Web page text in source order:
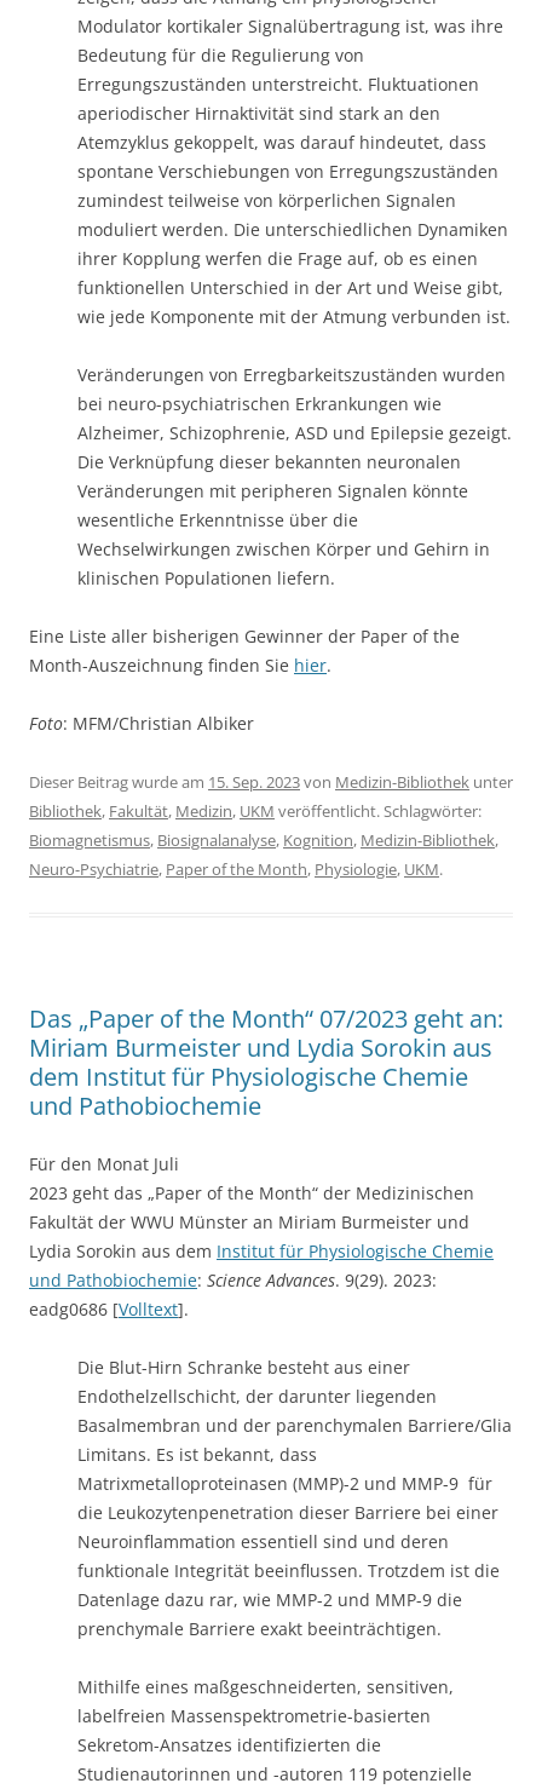
Modulator kortikaler Signalübertragung ist, was ihre
Bedeutung für die Regulierung von
Erregungszuständen unterstreicht. Fluktuationen
aperiodischer Hirnaktivität sind stark an den
Atemzyklus gekoppelt, was darauf hindeutet, dass
spontane Verschiebungen von Erregungszuständen
zumindest teilweise von körperlichen Signalen
moduliert werden. Die unterschiedlichen Dynamiken
ihrer Kopplung werfen die Frage auf, ob es einen
funktionellen Unterschied in der Art und Weise gibt,
wie jede Komponente mit der Atmung verbunden ist.
Veränderungen von Erregbarkeitszuständen wurden
bei neuro-psychiatrischen Erkrankungen wie
Alzheimer, Schizophrenie, ASD und Epilepsie gezeigt.
Die Verknüpfung dieser bekannten neuronalen
Veränderungen mit peripheren Signalen könnte
wesentliche Erkenntnisse über die
Wechselwirkungen zwischen Körper und Gehirn in
klinischen Populationen liefern.
Eine Liste aller bisherigen Gewinner der Paper of the
Month-Auszeichnung finden Sie hier.
Foto: MFM/Christian Albiker
Dieser Beitrag wurde am 15. Sep. 2023von Medizin-Bibliothek unter
Bibliothek, Fakultät, Medizin, UKM veröffentlicht. Schlagwörter:
Biomagnetismus, Biosignalanalyse, Kognition, Medizin-Bibliothek,
Neuro-Psychiatrie, Paper of the Month, Physiologie, UKM.
Das „Paper of the Month“ 07/2023 geht an:
Miriam Burmeister und Lydia Sorokin aus
dem Institut für Physiologische Chemie
und Pathobiochemie
Für den Monat Juli
2023 geht das „Paper of the Month“ der Medizinischen
Fakultät der WWU Münster an Miriam Burmeister und
Lydia Sorokin aus dem Institut für Physiologische Chemie
und Pathobiochemie: Science Advances. 9(29). 2023:
eadg0686 [Volltext].
Die Blut-Hirn Schranke besteht aus einer
Endothelzellschicht, der darunter liegenden
Basalmembran und der parenchymalen Barriere/Glia
Limitans. Es ist bekannt, dass
Matrixmetalloproteinasen (MMP)-2 und MMP-9 für
die Leukozytenpenetration dieser Barriere bei einer
Neuroinflammation essentiell sind und deren
funktionale Integrität beeinflussen. Trotzdem ist die
Datenlage dazu rar, wie MMP-2 und MMP-9 die
prenchymale Barriere exakt beeinträchtigen.
Mithilfe eines maßgeschneiderten, sensitiven,
labelfreien Massenspektrometrie-basierten
Sekretom-Ansatzes identifizierten die
Studienautorinnen und -autoren 119 potenzielle